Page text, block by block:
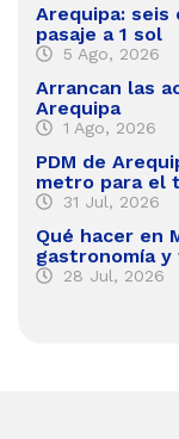
Arequipa: seis
pasaje a 1 sol
5 Ago, 2026
Arrancan las
Arequipa
1 Ago, 2026
PDM de
metro para el
31 Jul, 2026
Qué hacer en
gastronomía
28 Jul, 2026